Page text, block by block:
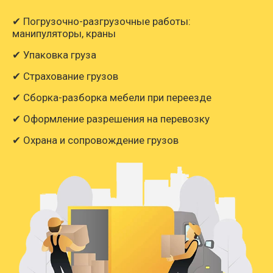
✔ Погрузочно-разгрузочные работы:
манипуляторы, краны
✔ Упаковка груза
✔ Страхование грузов
✔ Сборка-разборка мебели при переезде
✔ Оформление разрешения на перевозку
✔ Охрана и сопровождение грузов